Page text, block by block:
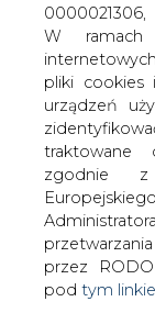
0000021306,
W ramach
pliki
urządzeń
traktowane
zgodnie z
przez
pod tym